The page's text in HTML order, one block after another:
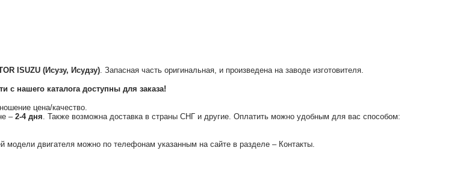
ISUZU (Исузу, Исудзу). Запасная часть оригинальная, и произведена на заводе изготовителя.
с нашего каталога доступны для заказа!
цена/качество.
–2-4 дня. Также возможна доставка в страны СНГ и другие. Оплатить можно удобным для вас способом:
модели двигателя можно по телефонам указанным на сайте в разделе – Контакты.